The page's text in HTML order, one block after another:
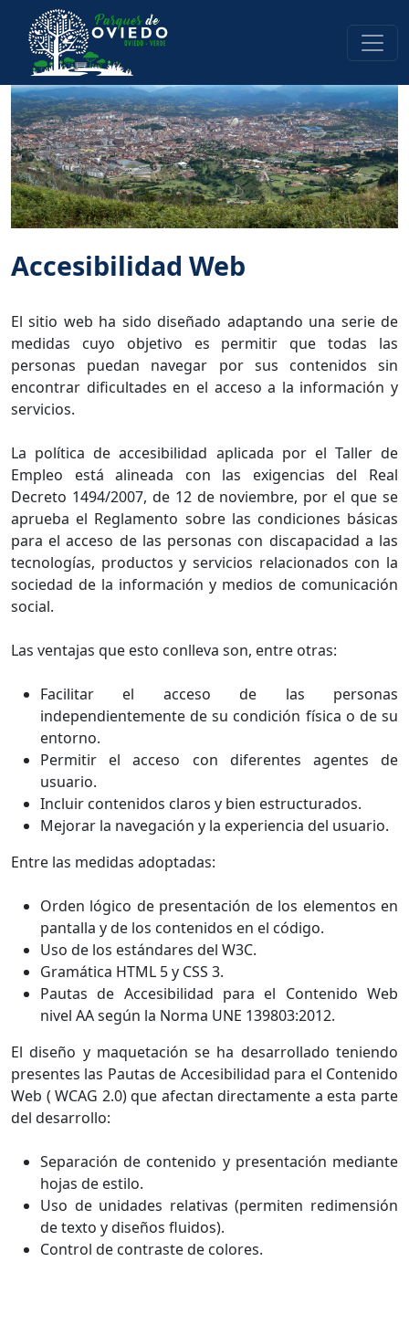
Accesibilidad Web
El sitio web ha sido diseñado adaptando una serie de
medidas cuyo objetivo es permitir que todas las
personas puedan navegar por sus contenidos sin
encontrar dificultades en el acceso a la información y
servicios.
La política de accesibilidad aplicada por el Taller de
Empleo está alineada con las exigencias del Real
Decreto 1494/2007, de 12 de noviembre, por el que se
aprueba el Reglamento sobre las condiciones básicas
para el acceso de las personas con discapacidad a las
tecnologías, productos y servicios relacionados con la
sociedad de la información y medios de comunicación
social.
Las ventajas que esto conlleva son, entre otras:
Facilitar el acceso de las personas
independientemente de su condición física o de su
entorno.
Permitir el acceso con diferentes agentes de
usuario.
Incluir contenidos claros y bien estructurados.
Mejorar la navegación y la experiencia del usuario.
Entre las medidas adoptadas:
Orden lógico de presentación de los elementos en
pantalla y de los contenidos en el código.
Uso de los estándares del W3C.
Gramática HTML 5 y CSS 3.
Pautas de Accesibilidad para el Contenido Web
nivel AA según la Norma UNE 139803:2012.
El diseño y maquetación se ha desarrollado teniendo
presentes las Pautas de Accesibilidad para el Contenido
Web ( WCAG 2.0) que afectan directamente a esta parte
del desarrollo:
Separación de contenido y presentación mediante
hojas de estilo.
Uso de unidades relativas (permiten redimensión
de texto y diseños fluidos).
Control de contraste de colores.